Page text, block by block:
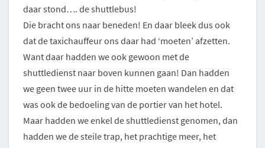
daar stond…. de shuttlebus!
Die bracht ons naar beneden! En daar bleek dus ook
dat de taxichauffeur ons daar had ‘moeten’ afzetten.
Want daar hadden we ook gewoon met de
shuttledienst naar boven kunnen gaan! Dan hadden
we geen twee uur in de hitte moeten wandelen en dat
was ook de bedoeling van de portier van het hotel.
Maar hadden we enkel de shuttledienst genomen, dan
hadden we de steile trap, het prachtige meer, het